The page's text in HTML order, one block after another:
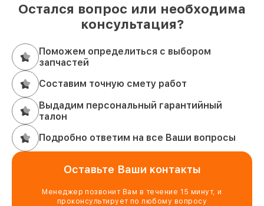
Остался вопрос или необходима
консультация?
Поможем определиться с выбором
запчастей
Составим точную смету работ
Выдадим персональный гарантийный
талон
Подробно ответим на все Ваши вопросы
Оставьте Ваши контакты
Менеджер позвонит Вам в течение 15 минут, и
проконсультирует по любому вопросу